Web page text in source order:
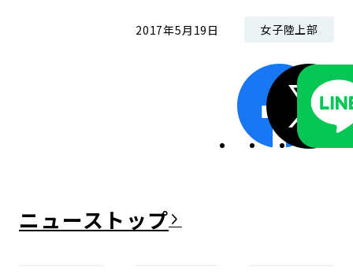
2017年5月19日 女子陸上部
ニュース